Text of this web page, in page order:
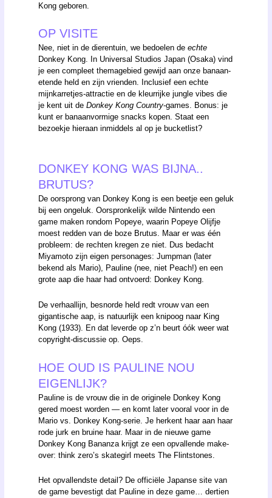
Kong geboren.
OP VISITE
Nee, niet in de dierentuin, we bedoelen de echte
Donkey Kong. In Universal Studios Japan (Osaka) vind
je een compleet themagebied gewijd aan onze banaan-
etende held en zijn vrienden. Inclusief een echte
mijnkarretjes-attractie en de kleurrijke jungle vibes die
je kent uit de Donkey Kong Country-games. Bonus: je
kunt er banaanvormige snacks kopen. Staat een
bezoekje hieraan inmiddels al op je bucketlist?
DONKEY KONG WAS BIJNA..
BRUTUS?
De oorsprong van Donkey Kong is een beetje een geluk
bij een ongeluk. Oorspronkelijk wilde Nintendo een
game maken rondom Popeye, waarin Popeye Olijfje
moest redden van de boze Brutus. Maar er was één
probleem: de rechten kregen ze niet. Dus bedacht
Miyamoto zijn eigen personages: Jumpman (later
bekend als Mario), Pauline (nee, niet Peach!) en een
grote aap die haar had ontvoerd: Donkey Kong.
De verhaallijn, besnorde held redt vrouw van een
gigantische aap, is natuurlijk een knipoog naar King
Kong (1933). En dat leverde op z’n beurt óók weer wat
copyright-discussie op. Oeps.
HOE OUD IS PAULINE NOU
EIGENLIJK?
Pauline is de vrouw die in de originele Donkey Kong
gered moest worden — en komt later vooral voor in de
Mario vs. Donkey Kong-serie. Je herkent haar aan haar
rode jurk en bruine haar. Maar in de nieuwe game
Donkey Kong Bananza krijgt ze een opvallende make-
over: think zero’s skategirl meets The Flintstones.
Het opvallendste detail? De officiële Japanse site van
de game bevestigt dat Pauline in deze game… dertien